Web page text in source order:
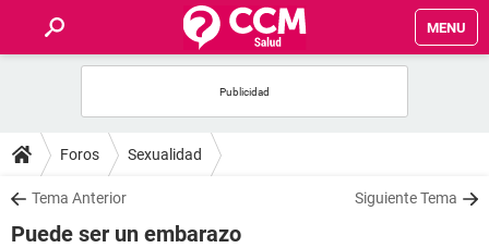
MENU
FORUMS
SALUD
Foros Sexualidad
Tema Anterior Siguiente Tema
Puede ser un embarazo